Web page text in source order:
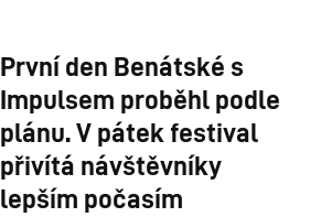
První den Benátské s
Impulsem proběhl podle
plánu. V pátek festival
přivítá návštěvníky
lepším počasím